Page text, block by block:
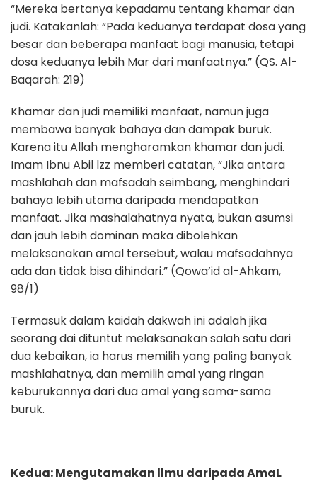
“Mereka bertanya kepadamu tentang khamar dan
judi. Katakanlah: “Pada keduanya terdapat dosa yang
besar dan beberapa manfaat bagi manusia, tetapi
dosa keduanya lebih Mar dari manfaatnya.” (QS. Al-
Baqarah: 219)
Khamar dan judi memiliki manfaat, namun juga
membawa banyak bahaya dan dampak buruk.
Karena itu Allah mengharamkan khamar dan judi.
Imam Ibnu Abil lzz memberi catatan, “Jika antara
mashlahah dan mafsadah seimbang, menghindari
bahaya lebih utama daripada mendapatkan
manfaat. Jika mashalahatnya nyata, bukan asumsi
dan jauh lebih dominan maka dibolehkan
melaksanakan amal tersebut, walau mafsadahnya
ada dan tidak bisa dihindari.” (Qowa’id al-Ahkam,
98/1)
Termasuk dalam kaidah dakwah ini adalah jika
seorang dai dituntut melaksanakan salah satu dari
dua kebaikan, ia harus memilih yang paling banyak
mashlahatnya, dan memilih amal yang ringan
keburukannya dari dua amal yang sama-sama
buruk.
Kedua: Mengutamakan llmu daripada AmaL